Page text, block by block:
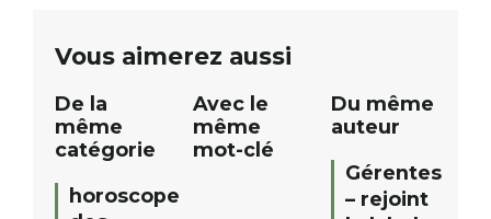
12h à […]
Vous aimerez aussi
De la
même
catégorie
horoscope
Avec le
même
mot-clé
Du même
auteur
Gérentes
– rejoint